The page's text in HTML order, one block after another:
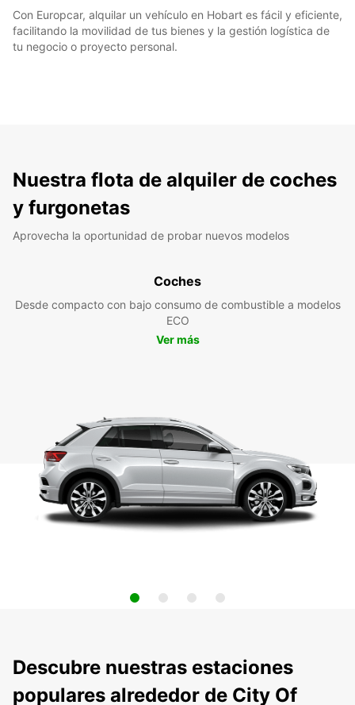
Con Europcar, alquilar un vehículo en Hobart es fácil y eficiente,
facilitando la movilidad de tus bienes y la gestión logística de
tu negocio o proyecto personal.
Nuestra flota de alquiler de coches
y furgonetas
Aprovecha la oportunidad de probar nuevos modelos
Coches
Desde compacto con bajo consumo de combustible a modelos
ECO
Ver más
Descubre nuestras estaciones
populares alrededor de City Of